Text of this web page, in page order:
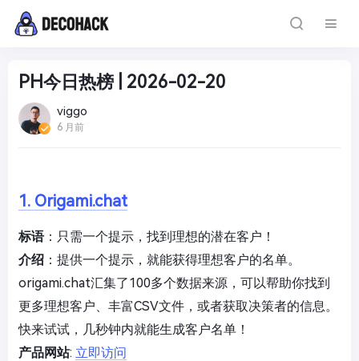
PH今日热榜 | 2026-02-20
viggo
6 月前
1. Origami.chat
标语：只需一个提示，找到理想的潜在客户！
介绍 ：提供一个提示，就能获得理想客户的名单。
origami.chat汇集了100多个数据来源，可以帮助你找到
更多理想客户、丰富CSV文件，或者获取决策者的信息。
快来试试，几秒钟内就能生成客户名单！
产品网站: 立即访问